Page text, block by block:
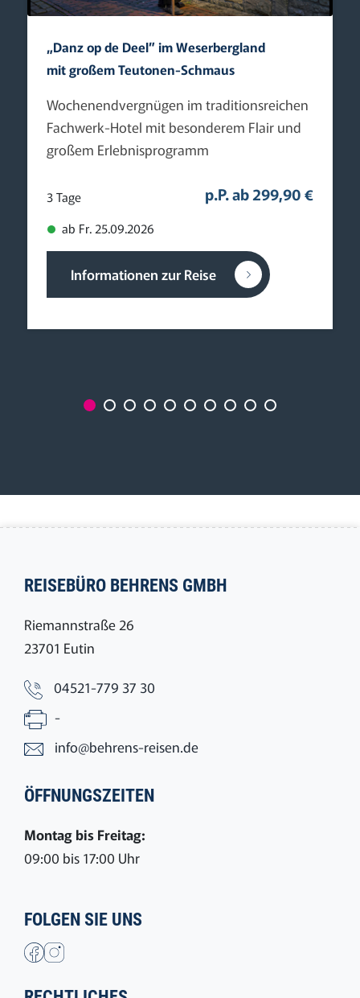
„Danz op de Deel” im Weserbergland
mit großem Teutonen-Schmaus
Wochenendvergnügen im traditionsreichen
Fachwerk-Hotel mit besonderem Flair und
großem Erlebnisprogramm
3 Tage
ab Fr. 25.09.2026
p.P. ab 299,90 €
Informationen zur Reise
REISEBÜRO BEHRENS GMBH
Riemannstraße 26
23701 Eutin
04521-779 37 30
-
info@behrens-reisen.de
ÖFFNUNGSZEITEN
Montag bis Freitag:
09:00 bis 17:00 Uhr
FOLGEN SIE UNS